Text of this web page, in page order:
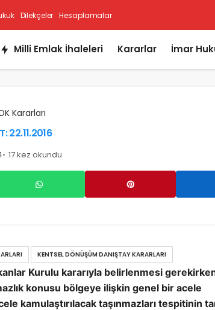
Dilekçeler Hesaplamalar
Milli Emlak İhaleleri Kararlar İmar
Kararları
22.11.2016
17 kez okundu
Kurulu kararıyla belirlenmesi
konusu bölgeye ilişkin genel bir acele
kamulaştırılacak taşınmazları tespitinin
KENTSEL DÖNÜŞÜM DANIŞTAY KARARLARI